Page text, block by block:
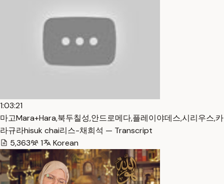
1:03:21
마고Mara+Hara,북두칠성,안드로메다,플레이야데스,시리우스,카
라규라hisuk chai리스-채희석 — Transcript
5,363
1 Korean